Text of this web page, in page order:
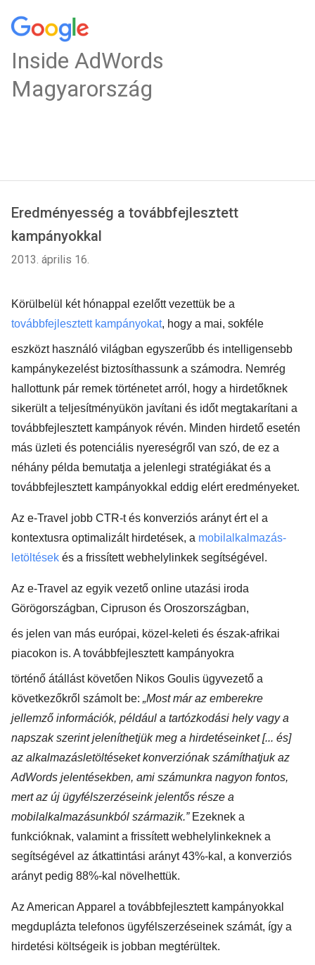
Inside AdWords
Magyarország
Eredményesség a továbbfejlesztett
kampányokkal
2013. április 16.
Körülbelül két hónappal ezelőtt vezettük be a
továbbfejlesztett kampányokat, hogy a mai, sokféle
eszközt használó világban egyszerűbb és intelligensebb
kampánykezelést biztosíthassunk a számodra. Nemrég
hallottunk pár remek történetet arról, hogy a hirdetőknek
sikerült a teljesítményükön javítani és időt megtakarítani a
továbbfejlesztett kampányok révén. Minden hirdető esetén
más üzleti és potenciális nyereségről van szó, de ez a
néhány példa bemutatja a jelenlegi stratégiákat és a
továbbfejlesztett kampányokkal eddig elért eredményeket.
Az e-Travel jobb CTR-t és konverziós arányt ért el a
kontextusra optimalizált hirdetések, a mobilalkalmazás-
letöltések és a frissített webhelylinkek segítségével.
Az e-Travel az egyik vezető online utazási iroda
Görögországban, Cipruson és Oroszországban,
és jelen van más európai, közel-keleti és észak-afrikai
piacokon is. A továbbfejlesztett kampányokra
történő átállást követően Nikos Goulis ügyvezető a
következőkről számolt be: „Most már az emberekre
jellemző információk, például a tartózkodási hely vagy a
napszak szerint jeleníthetjük meg a hirdetéseinket [... és]
az alkalmazásletöltéseket konverziónak számíthatjuk az
AdWords jelentésekben, ami számunkra nagyon fontos,
mert az új ügyfélszerzéseink jelentős része a
mobilalkalmazásunkból származik.”Ezeknek a
funkcióknak, valamint a frissített webhelylinkeknek a
segítségével az átkattintási arányt 43%-kal, a konverziós
arányt pedig 88%-kal növelhettük.
Az American Apparel a továbbfejlesztett kampányokkal
megduplázta telefonos ügyfélszerzéseinek számát, így a
hirdetési költségeik is jobban megtérültek.